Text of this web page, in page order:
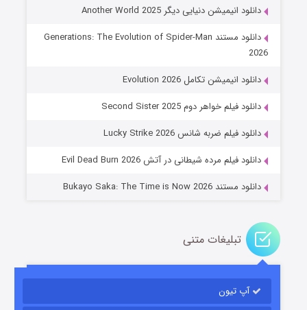
جادوگری در مغولستان
باب اسفنجی فصل ۱۷
قسمت۶ (زیرنویس) منتشر شد
دانلود انیمیشن دنیایی دیگر Another World 2025
دانلود مستند Generations: The Evolution of Spider-Man
2026
دانلود انیمیشن تکامل Evolution 2026
دانلود فیلم خواهر دوم Second Sister 2025
دانلود فیلم ضربه شانس Lucky Strike 2026
دانلود فیلم مرده شیطانی در آتش Evil Dead Burn 2026
دانلود مستند Bukayo Saka: The Time is Now 2026
تبلیغات متنی
آپ تیون